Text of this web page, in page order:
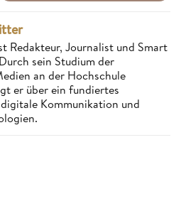
Redakteur, Journalist und Smart
sein Studium der
an der Hochschule
er über ein fundiertes
Kommunikation und